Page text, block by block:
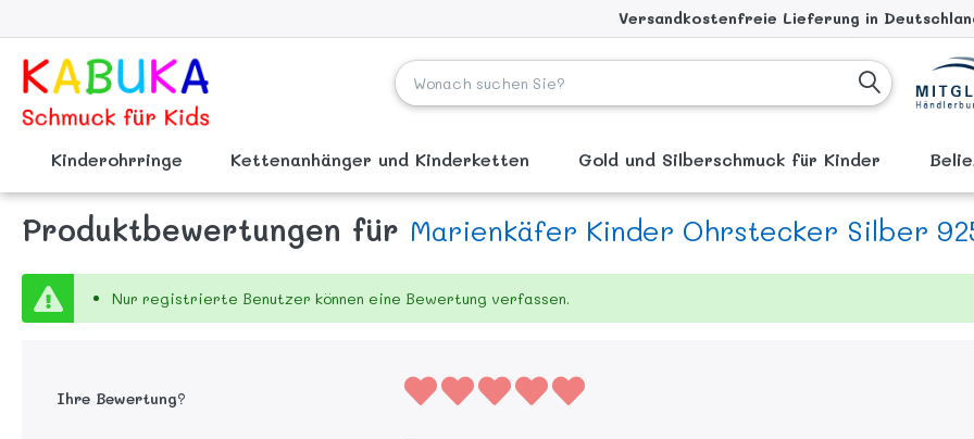
Versandkostenfreie Lieferung in
Kinderohrringe Kettenanhänger und Kinderketten Gold und Silberschmuck für Kinder
Produktbewertungen für Marienkäfer Kinder Ohrstecker Silber
Nur registrierte Benutzer können eine Bewertung verfassen.
Ihre Bewertung?